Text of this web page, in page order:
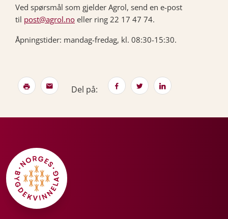
Ved spørsmål som gjelder Agrol, send en e-post
til post@agrol.no eller ring 22 17 47 74.
Åpningstider: mandag-fredag, kl. 08:30-15:30.
Del på: